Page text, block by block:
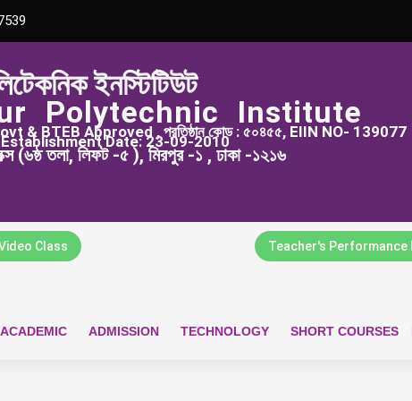
ইনস্টিটিউট
Polytechnic Institute
& BTEB Approved , প্রতিষ্ঠান কোড : ৫০৪৫৫, EIIN NO- 139077
Establishment Date: 23-09-2010
(৬ষ্ঠ তলা, লিফট -৫ ), মিরপুর -১ , ঢাকা -১২১৬
Class Teacher's Performance
ACADEMIC ADMISSION TECHNOLOGY SHORT COURSES